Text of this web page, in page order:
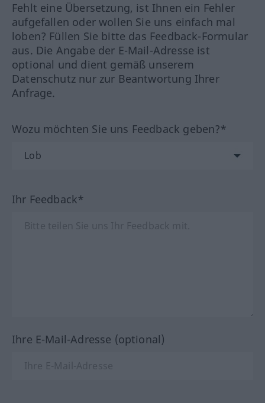
Fehlt eine Übersetzung, ist Ihnen ein Fehler
aufgefallen oder wollen Sie uns einfach mal
loben? Füllen Sie bitte das Feedback-Formular
aus. Die Angabe der E-Mail-Adresse ist
optional und dient gemäß unserem
Datenschutz nur zur Beantwortung Ihrer
Anfrage.
Wozu möchten Sie uns Feedback geben?*
Ihr Feedback*
Ihre E-Mail-Adresse (optional)